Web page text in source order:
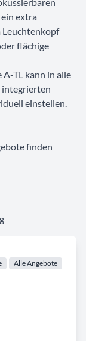
Alle Angebote
extra
Leuchtenkopf
flächige
TL kann in alle
integrierten
einstellen.
finden